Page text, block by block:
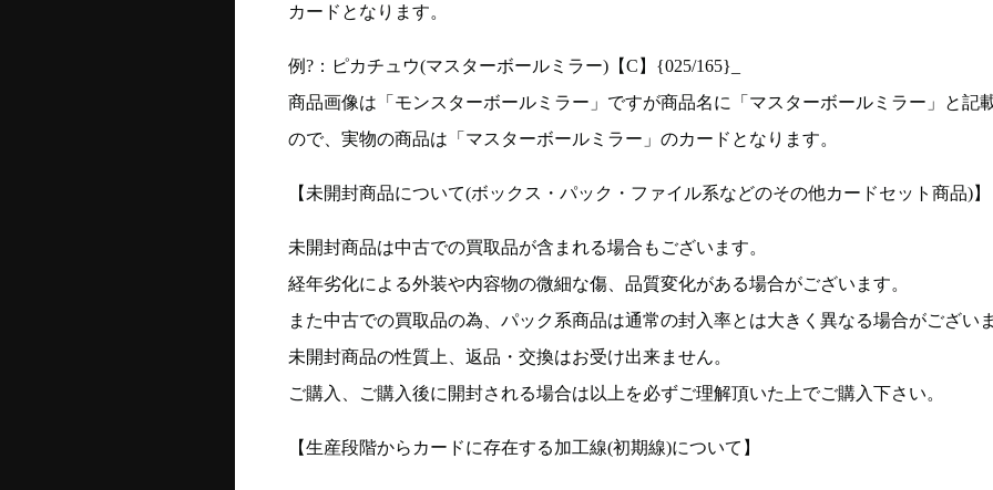
カードとなります。
例?：ピカチュウ(マスターボールミラー)【C】{025/165}_
商品画像は「モンスターボールミラー」ですが商品名に「マスターボールミラー」と記
ので、実物の商品は「マスターボールミラー」のカードとなります。
【未開封商品について(ボックス・パック・ファイル系などのその他カードセット商品)】
未開封商品は中古での買取品が含まれる場合もございます。
経年劣化による外装や内容物の微細な傷、品質変化がある場合がございます。
また中古での買取品の為、パック系商品は通常の封入率とは大きく異なる場合がございま
未開封商品の性質上、返品・交換はお受け出来ません。
ご購入、ご購入後に開封される場合は以上を必ずご理解頂いた上でご購入下さい。
【生産段階からカードに存在する加工線(初期線)について】